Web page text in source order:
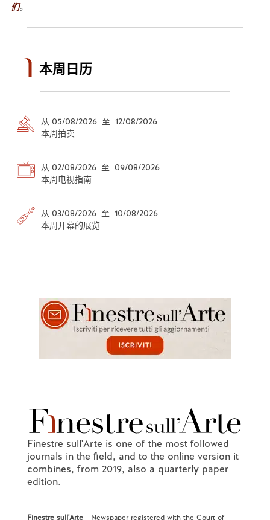
们。
本周日历
从 05/08/2026 至 12/08/2026
本周拍卖
从 02/08/2026 至 09/08/2026
本周电视指南
从 03/08/2026 至 10/08/2026
本周开幕的展览
Finestre sull'Arte is one of the most followed
journals in the field, and to the online version it
combines, from 2019, also a quarterly paper
edition.
Finestre sull'Arte- Newspaper registered with the Court of